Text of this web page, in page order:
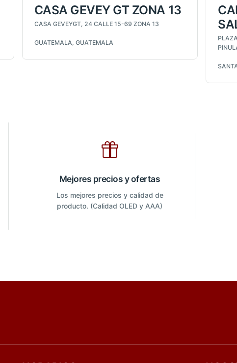
CASA GEVEY GT ZONA 13
CASA GEVEYGT, 24 CALLE 15-69 ZONA 13
GUATEMALA, GUATEMALA
Mejores precios y ofertas
Los mejores precios y calidad de
producto. (Calidad OLED y AAA)